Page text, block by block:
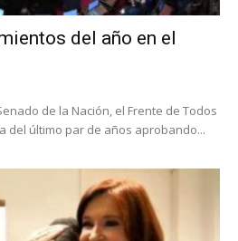
del año en el
de la Nación, el Frente de Todos
del último par de años aprobando...